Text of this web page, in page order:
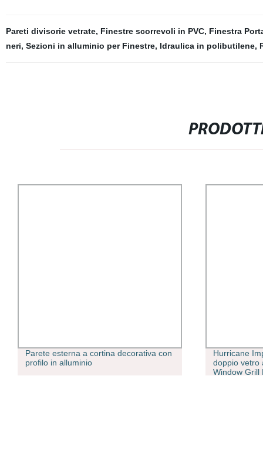
Pareti divisorie vetrate, Finestre scorrevoli in PVC, Finestra
neri, Sezioni in alluminio per Finestre, Idraulica in polibutilene,
Parete esterna a cortina decorativa con
profilo in alluminio
Hurricane
doppio vetro
Window Grill